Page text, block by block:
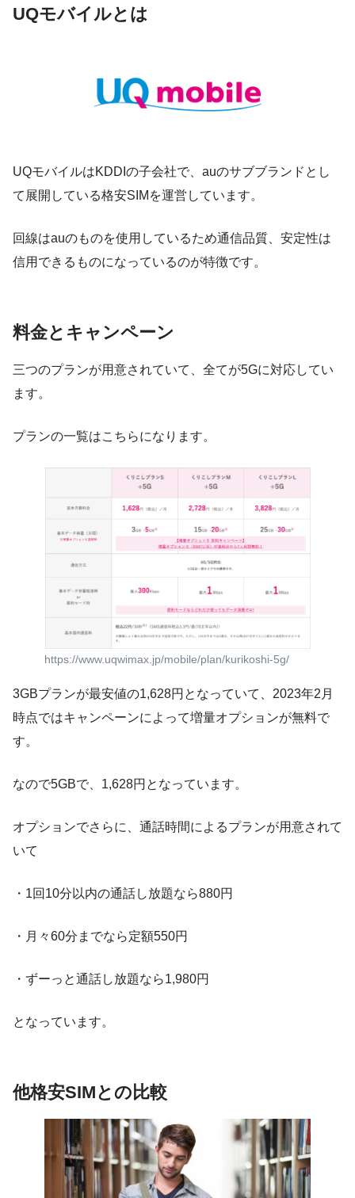
UQモバイルとは
UQモバイルはKDDIの子会社で、auのサブブランドとし
て展開している格安SIMを運営しています。
回線はauのものを使用しているため通信品質、安定性は
信用できるものになっているのが特徴です。
料金とキャンペーン
三つのプランが用意されていて、全てが5Gに対応してい
ます。
プランの一覧はこちらになります。
https://www.uqwimax.jp/mobile/plan/kurikoshi-5g/
3GBプランが最安値の1,628円となっていて、2023年2月
時点ではキャンペーンによって増量オプションが無料で
す。
なので5GBで、1,628円となっています。
オプションでさらに、通話時間によるプランが用意されて
いて
・1回10分以内の通話し放題なら880円
・月々60分までなら定額550円
・ずーっと通話し放題なら1,980円
となっています。
他格安SIMとの比較